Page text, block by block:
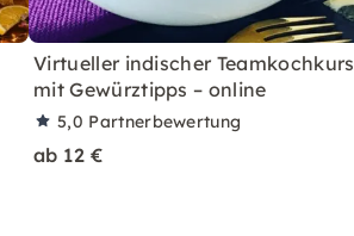
Virtueller indischer Teamkochkurs
mit Gewürztipps – online
5,0 Partnerbewertung
ab 12 €